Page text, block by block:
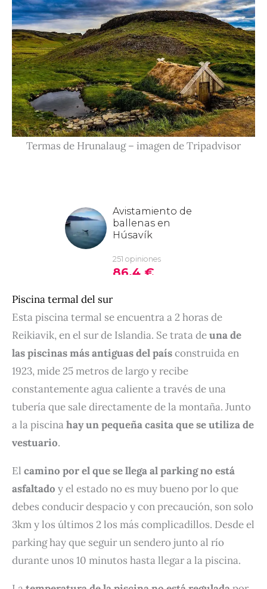
Termas de Hrunalaug – imagen de Tripadvisor
Piscina termal del sur
Esta piscina termal se encuentra a 2 horas de
Reikiavik, en el sur de Islandia. Se trata deuna de
las piscinas más antiguas del paísconstruida en
1923, mide 25 metros de largo y recibe
constantemente agua caliente a través de una
tubería que sale directamente de la montaña. Junto
a la piscinahay un pequeña casita que se utiliza de
vestuario.
El camino por el que se llega al parking no está
asfaltado y el estado no es muy bueno por lo que
debes conducir despacio y con precaución, son solo
3km y los últimos 2 los más complicadillos. Desde el
parking hay que seguir un sendero junto al río
durante unos 10 minutos hasta llegar a la piscina.